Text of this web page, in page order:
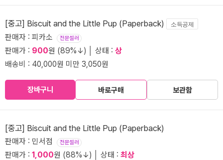
[중고] Biscuit and the Little Pup (Paperback) 소득공제
판매자 : 피카소 전문셀러
판매가 : 900원 (89%↓) │ 상태 : 상
배송비 : 40,000원 미만 3,050원
장바구니 바로구매 보관함
[중고] Biscuit and the Little Pup (Paperback)
판매자 : 민서점 전문셀러
판매가 : 1,000원 (88%↓) │ 상태 : 최상